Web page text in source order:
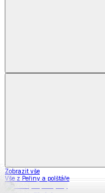
Zobrazit vše
Vše z Peřiny a polštáře